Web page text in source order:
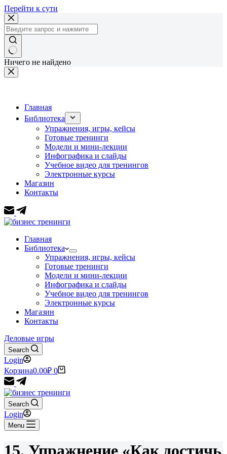
Перейти к сути
Ничего не найдено
Главная
Библиотека
Упражнения, игры, кейсы
Готовые тренинги
Модели и мини-лекции
Инфографика и слайды
Учебное видео для тренингов
Электронные курсы
Магазин
Контакты
Главная
Библиотека
Упражнения, игры, кейсы
Готовые тренинги
Модели и мини-лекции
Инфографика и слайды
Учебное видео для тренингов
Электронные курсы
Магазин
Контакты
Деловые игры
Search
Login
Корзина0.00₽ 0
Search
Login
Menu